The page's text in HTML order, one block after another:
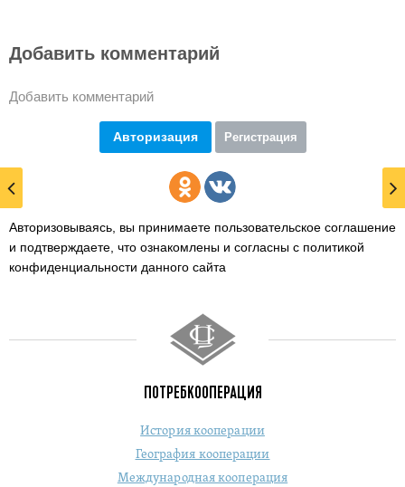
Добавить комментарий
Добавить комментарий
Авторизация Регистрация
Авторизовываясь, вы принимаете пользовательское соглашение
и подтверждаете, что ознакомлены и согласны с политикой
конфиденциальности данного сайта
ПОТРЕБКООПЕРАЦИЯ
История кооперации
География кооперации
Международная кооперация